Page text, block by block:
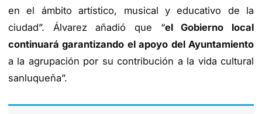
en el ámbito artístico, musical y educativo de la
ciudad”. Álvarez añadió que “el Gobierno local
continuará garantizando el apoyo del Ayuntamiento
a la agrupación por su contribución a la vida cultural
sanluqueña”.